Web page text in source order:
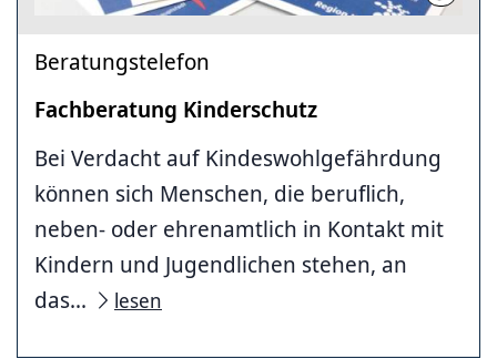
Beratungstelefon
Fachberatung Kinderschutz
Bei Verdacht auf Kindeswohlgefährdung
können sich Menschen, die beruflich,
neben- oder ehrenamtlich in Kontakt mit
Kindern und Jugendlichen stehen, an
das...
lesen